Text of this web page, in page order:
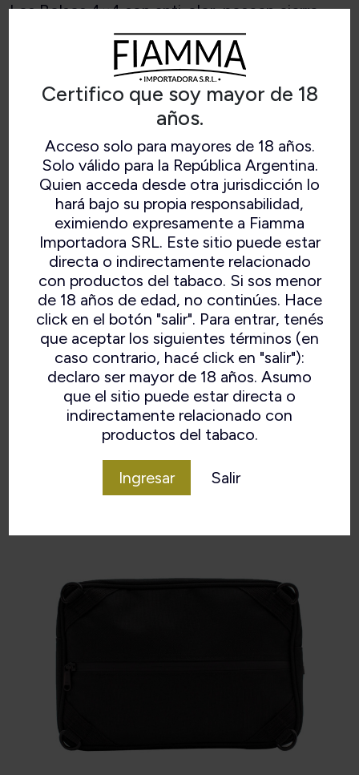
Certifico que soy mayor de 18
años.
Acceso solo para mayores de 18 años.
Solo válido para la República Argentina.
Quien acceda desde otra jurisdicción lo
hará bajo su propia responsabilidad,
eximiendo expresamente a Fiamma
Importadora SRL. Este sitio puede estar
directa o indirectamente relacionado
con productos del tabaco. Si sos menor
de 18 años de edad, no continúes. Hace
click en el botón "salir". Para entrar, tenés
que aceptar los siguientes términos (en
caso contrario, hacé click en "salir"):
declaro ser mayor de 18 años. Asumo
que el sitio puede estar directa o
indirectamente relacionado con
productos del tabaco.
Ingresar Salir
Los Bolsos 4×4 son anti-olor, poseen cierre
hermético reforzado, sistema de enganches
para 4 posturas diferentes y sistema de clave
con dos dígitos para mantener tu bolso seguro.
Contiene:1 Hitter de borosilicato, 2
Contenedores herméticos, 1 Trio para pipa, 1
Mesita para enrolar Kingsize.
Medidas:30 x 20 cm.